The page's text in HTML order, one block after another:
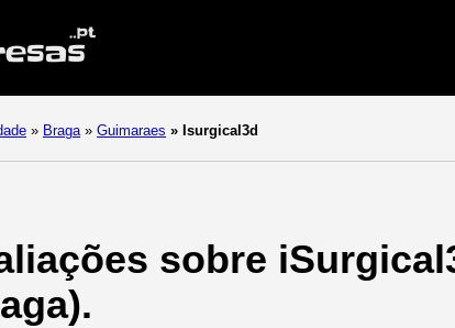
» Braga » Guimaraes » Isurgical3d
sobre